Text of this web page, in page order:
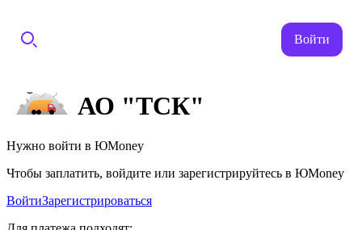
Войти
АО "ТСК"
Нужно войти в ЮMoney
Чтобы заплатить, войдите или зарегистрируйтесь в ЮMoney
ВойтиЗарегистрироваться